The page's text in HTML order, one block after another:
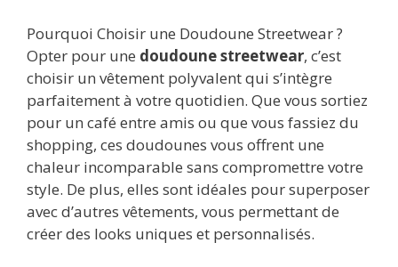
Pourquoi Choisir une Doudoune Streetwear ?
Opter pour une doudoune streetwear, c’est
choisir un vêtement polyvalent qui s’intègre
parfaitement à votre quotidien. Que vous sortiez
pour un café entre amis ou que vous fassiez du
shopping, ces doudounes vous offrent une
chaleur incomparable sans compromettre votre
style. De plus, elles sont idéales pour superposer
avec d’autres vêtements, vous permettant de
créer des looks uniques et personnalisés.